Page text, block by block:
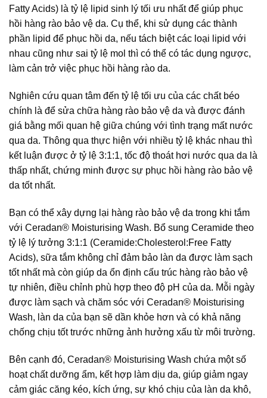
Fatty Acids) là tỷ lệ lipid sinh lý tối ưu nhất để giúp phục
hồi hàng rào bảo vệ da. Cụ thể, khi sử dụng các thành
phần lipid để phục hồi da, nếu tách biệt các loại lipid với
nhau cũng như sai tỷ lệ mol thì có thể có tác dụng ngược,
làm cản trở việc phục hồi hàng rào da.
Nghiên cứu quan tâm đến tỷ lệ tối ưu của các chất béo
chính là để sửa chữa hàng rào bảo vệ da và được đánh
giá bằng mối quan hệ giữa chúng với tình trạng mất nước
qua da. Thông qua thực hiện với nhiều tỷ lệ khác nhau thì
kết luận được ở tỷ lệ 3:1:1, tốc độ thoát hơi nước qua da là
thấp nhất, chứng minh được sự phục hồi hàng rào bảo vệ
da tốt nhất.
Bạn có thể xây dựng lại hàng rào bảo vệ da trong khi tắm
với Ceradan® Moisturising Wash. Bổ sung Ceramide theo
tỷ lệ lý tưởng 3:1:1 (Ceramide:Cholesterol:Free Fatty
Acids), sữa tắm không chỉ đảm bảo làn da được làm sạch
tốt nhất mà còn giúp da ổn định cấu trúc hàng rào bảo vệ
tự nhiên, điều chỉnh phù hợp theo độ pH của da. Mỗi ngày
được làm sạch và chăm sóc với Ceradan® Moisturising
Wash, làn da của bạn sẽ dần khỏe hơn và có khả năng
chống chịu tốt trước những ảnh hưởng xấu từ môi trường.
Bên cạnh đó, Ceradan® Moisturising Wash chứa một số
hoạt chất dưỡng ẩm, kết hợp làm dịu da, giúp giảm ngay
cảm giác căng kéo, kích ứng, sự khó chịu của làn da khô,